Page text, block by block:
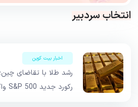
انتخاب سردبیر
اخبار بیت کوین
رشد طلا با تقاضای
رکورد جدید S&P 500 واکنشی نشان نداد